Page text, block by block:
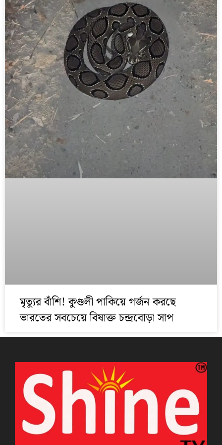
মৃত্যুর বাঁশি! কুণ্ডলী পাকিয়ে গর্জন করছে
ভারতের সবচেয়ে বিষাক্ত চন্দ্রবোড়া সাপ